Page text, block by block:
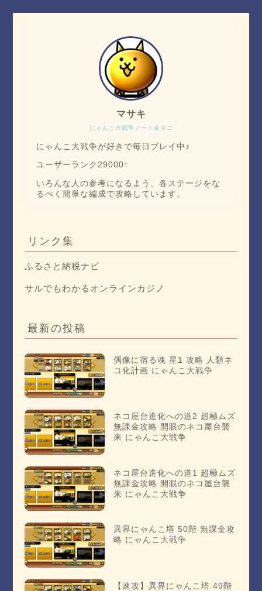
にゃんこ大戦争ノート金ネコ
マサキ
にゃんこ大戦争が好きで毎日プレイ中♪
ユーザーランク29000↑
いろんな人の参考になるよう、各ステージをな
るべく簡単な編成で攻略しています。
リンク集
ふるさと納税ナビ
サルでもわかるオンラインカジノ
最新の投稿
偶像に宿る魂 星1 攻略 人類ネ
コ化計画 にゃんこ大戦争
ネコ屋台進化への道2 超極ムズ
無課金攻略 開眼のネコ屋台襲
来 にゃんこ大戦争
ネコ屋台進化への道1 超極ムズ
無課金攻略 開眼のネコ屋台襲
来 にゃんこ大戦争
異界にゃんこ塔 50階 無課金攻
略 にゃんこ大戦争
【速攻】異界にゃんこ塔 49階